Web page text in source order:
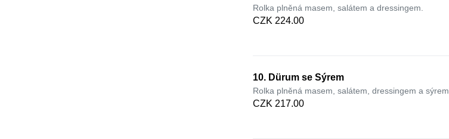
Rolka plněná masem, salátem a dressingem.
CZK 224.00
10. Dürum se Sýrem
Rolka plněná masem, salátem, dressingem a sýrem.
CZK 217.00